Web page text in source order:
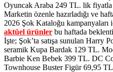
Oyuncak Araba 249 TL. lik fiyatla
Marketin özenle hazırladığı ve
2026 Şok Kataloğu
aktüel ürünler bu haftada
İşte; Şok’ta satışa sunulan Harry
seramik Kupa Bardak 129 TL.
Barbie Ken Bebek 399 TL. DC
Townhouse Buster Figür 69,95